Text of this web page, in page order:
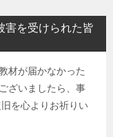
害を受けられた皆
材が届かなかった
ざいましたら、事
を心よりお祈りい